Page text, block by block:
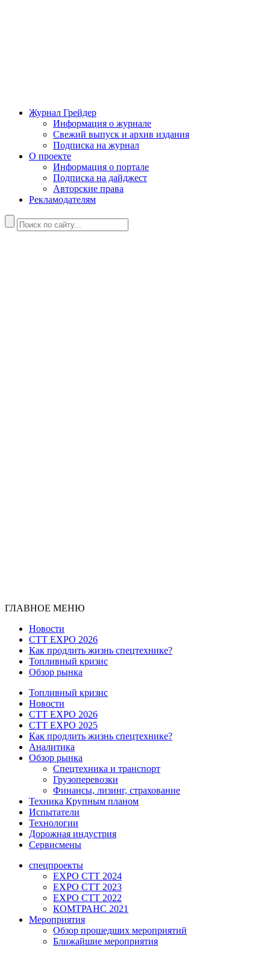
Журнал Грейдер
Информация о журнале
Свежий выпуск и архив издания
Подписка на журнал
О проекте
Информация о портале
Подписка на дайджест
Авторские права
Рекламодателям
ГЛАВНОЕ МЕНЮ
Новости
CTT EXPO 2026
Как продлить жизнь спецтехнике?
Топливный кризис
Обзор рынка
Топливный кризис
Новости
CTT EXPO 2026
CTT EXPO 2025
Как продлить жизнь спецтехнике?
Аналитика
Обзор рынка
Спецтехника и транспорт
Грузоперевозки
Финансы, лизинг, страхование
Техника Крупным планом
Испытатели
Технологии
Дорожная индустрия
Сервисмены
спецпроекты
EXPO CTT 2024
EXPO CTT 2023
EXPO CTT 2022
КОМТРАНС 2021
Мероприятия
Обзор прошедших мероприятий
Ближайшие мероприятия